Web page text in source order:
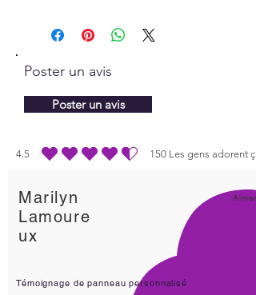
Panel.
Poster un avis
Poster un avis
4.5 150 Les gens adorent ça
la note moyenne est 4.5 sur 5, d'après 150 votes, Les
Marilyn
Lamoure
ux
Aimer!
Témoignage de panneau personnalisé